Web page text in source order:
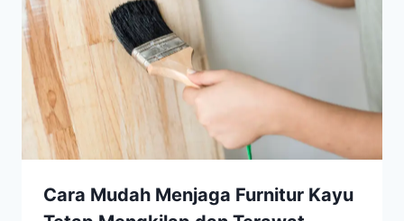
Cara Mudah Menjaga Furnitur Kayu